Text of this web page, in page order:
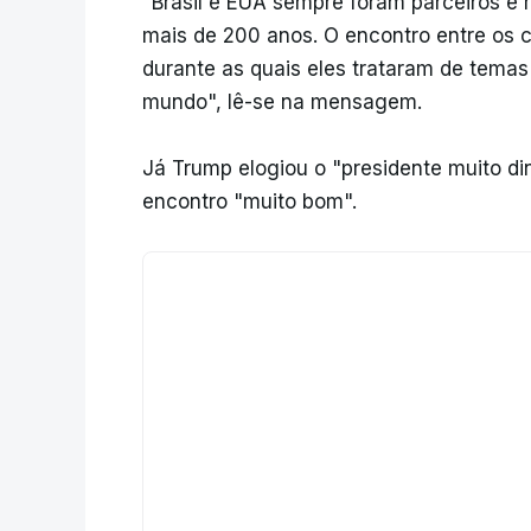
mais de 200 anos. O encontro entre os
durante as quais eles trataram de
mundo", lê-se na mensagem.
Já Trump elogiou o "presidente muito
encontro "muito bom".